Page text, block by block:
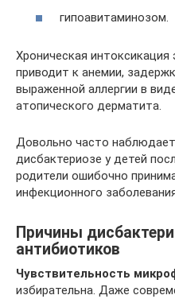
гипоавитаминозом.
Хроническая интоксикация
приводит к анемии,
выраженной аллергии в
атопического дерматита.
Довольно часто
дисбактериозе у детей
родители ошибочно
инфекционного
Причины
антибиотиков
Чувствительность
избирательна. Даже